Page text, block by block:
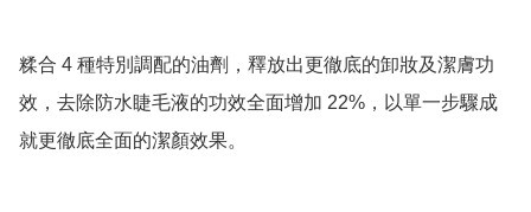
糅合 4 種特別調配的油劑，釋放出更徹底的卸妝及潔膚功
效，去除防水睫毛液的功效全面增加 22%，以單一步驟成